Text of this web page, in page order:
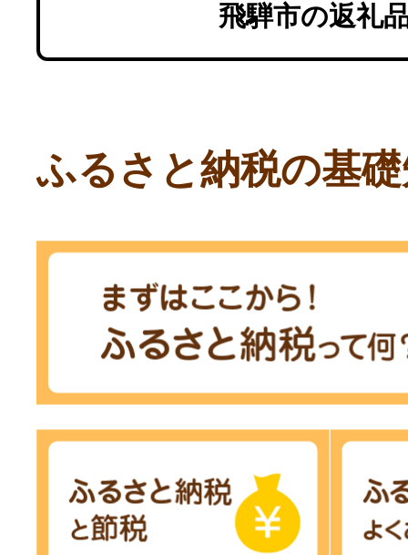
[Q2199] 44000円
飛騨市の返礼
ふるさと納税の基